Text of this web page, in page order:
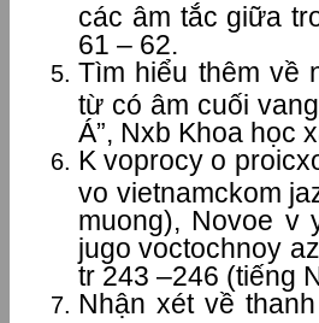
các âm tắc giữa
61 – 62.
Tìm hiểu thêm về
từ có âm cuối
Á”, Nxb Khoa học
K voprocy o
vo vietnamckom
muong), Novoe v
jugo voctochnoy
tr 243 –246 (tiếng
Nhận xét về